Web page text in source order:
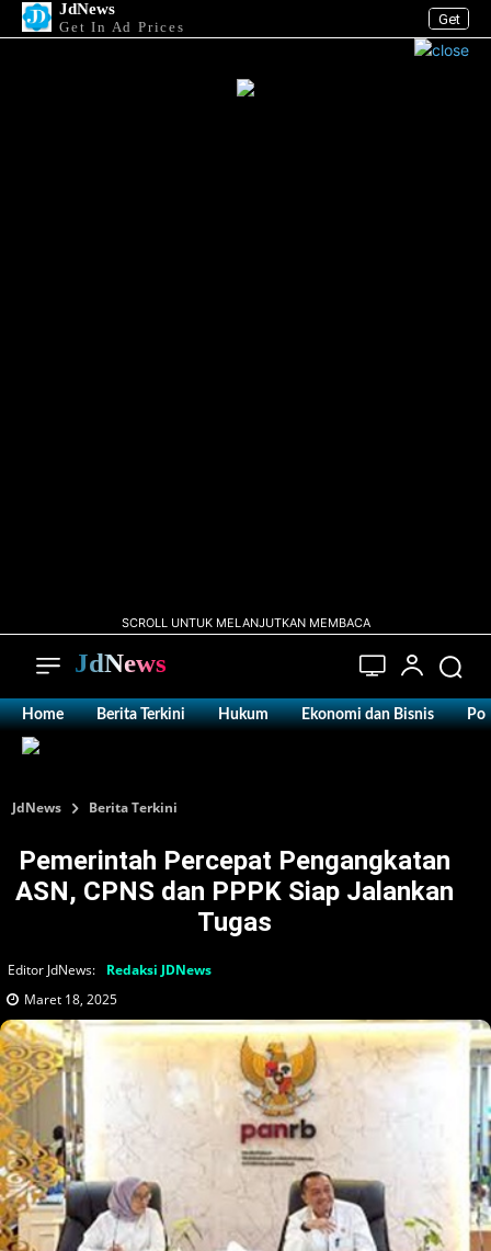
Get
JdNews
Get In Ad Prices
SCROLL UNTUK MELANJUTKAN MEMBACA
JdNews
Home Berita Terkini Hukum Ekonomi dan Bisnis
JdNews Berita Terkini
Pemerintah Percepat Pengangkatan
ASN, CPNS dan PPPK Siap Jalankan
Tugas
Editor JdNews:
Redaksi JDNews
Maret 18, 2025